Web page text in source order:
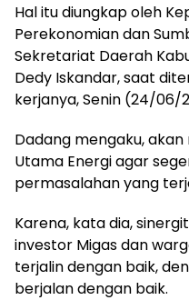
Hal itu diungkap oleh
Perekonomian dan
Sekretariat Daerah
Dedy Iskandar, saat
kerjanya, Senin (24/06/
Dadang mengaku, akan
Utama Energi agar
permasalahan yang
Karena, kata dia,
investor Migas dan
terjalin dengan baik,
berjalan dengan baik.